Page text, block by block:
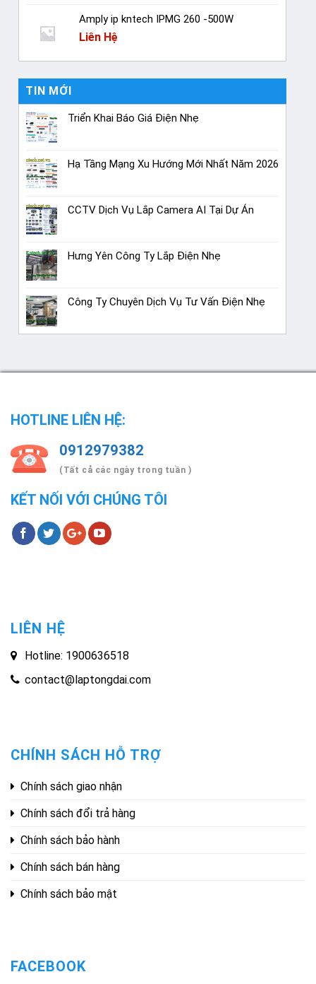
Amply ip kntech IPMG 260 -500W
Liên Hệ
TIN MỚI
Triển Khai Báo Giá Điện Nhẹ
Hạ Tầng Mạng Xu Hướng Mới Nhất Năm 2026
CCTV Dịch Vụ Lắp Camera AI Tại Dự Án
Hưng Yên Công Ty Lắp Điện Nhẹ
Công Ty Chuyên Dịch Vụ Tư Vấn Điện Nhẹ
HOTLINE LIÊN HỆ:
0912979382
(Tất cả các ngày trong tuần )
KẾT NỐI VỚI CHÚNG TÔI
LIÊN HỆ
Hotline: 1900636518
contact@laptongdai.com
CHÍNH SÁCH HỖ TRỢ
Chính sách giao nhận
Chính sách đổi trả hàng
Chính sách bảo hành
Chính sách bán hàng
Chính sách bảo mật
FACEBOOK